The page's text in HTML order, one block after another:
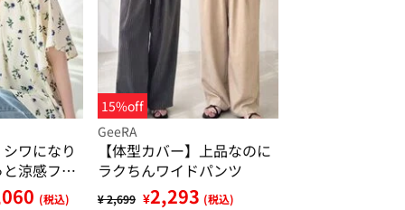
ワになり
涼感フレ
ス (税込)
15%off
GeeRA
【体型カバー】上品なのに
ラクちんワイドパンツ
¥ 2,699 ¥2,293 (税込)